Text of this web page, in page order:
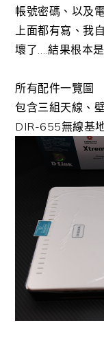
帳號密碼、以及
上面都有寫、我
壞了….結果根本
所有配件一覽圖
包含三組天線、
DIR-655無線基